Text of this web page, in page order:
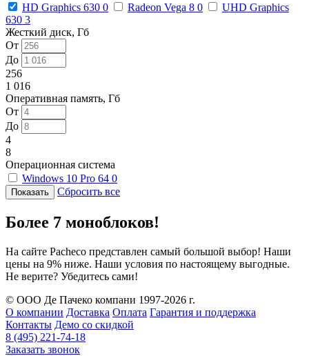
HD Graphics 630 0 Radeon Vega 8 0
UHD Graphics
630 3
Жесткий диск, Гб
От
До
256
1 016
Оперативная память, Гб
От
До
4
8
Операционная система
Windows 10 Pro 64 0
Сбросить все
Более 7 моноблоков!
На сайте Pacheco представлен самый большой выбор! Наши
цены на 9% ниже. Наши условия по настоящему выгодные.
Не верите? Убедитесь сами!
© ООО Де Пачеко компани 1997-2026 г.
О компании Доставка Оплата Гарантия и поддержка
Контакты Демо со скидкой
8 (495) 221-74-18
Заказать звонок